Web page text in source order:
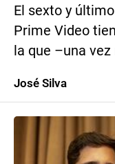
El sexto y
Prime Video
la que –una
José Silva